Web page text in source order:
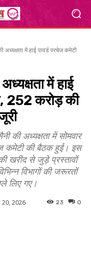
अध्यक्षता में हाई पावर्ड परचेज कमेटी
में हाई
252 करोड़ की
की अध्यक्षता में सोमवार
कमेटी की बैठक हुई। इस
खरीद से जुड़े प्रस्तावों
विभागों की जरूरतों
लिए गए।
2026 0
23